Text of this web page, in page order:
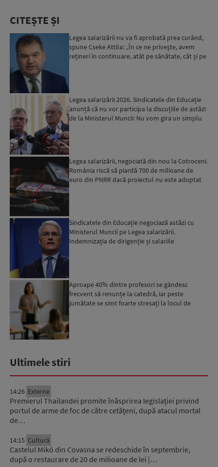
CITEȘTE ȘI
Legea salarizării nu va fi aprobată prea curând,
spune Cseke Attila: „În ce ne privește, avem
rețineri în continuare, atât pe sănătate, cât și pe
Legea salarizării 2026. Sindicatele din Educație
anunță că nu vor participa la discuțiile de astăzi
de la Ministerul Muncii: Nu vom gira un simplu
Legea salarizării, negociată din nou la Cotroceni.
România riscă să piardă 700 de milioane de
euro din PNRR dacă proiectul nu este adoptat
Sindicatele din Educație negociază astăzi cu
Ministerul Muncii pe Legea salarizării.
Indemnizația de dirigenție și salariile
Aproape 40% dintre profesori se gândesc
frecvent să renunțe la catedră, iar peste
jumătate se simt foarte stresați la locul de
Ultimele stiri
14:26 Externe
Premierul Thailandei promite înăsprirea legislației privind
portul de arme de foc de către cetățeni, după atacul mortal
de…
14:15 Cultură
Castelul Mikó din Covasna se redeschide în septembrie,
după o restaurare de 20 de milioane de lei |…